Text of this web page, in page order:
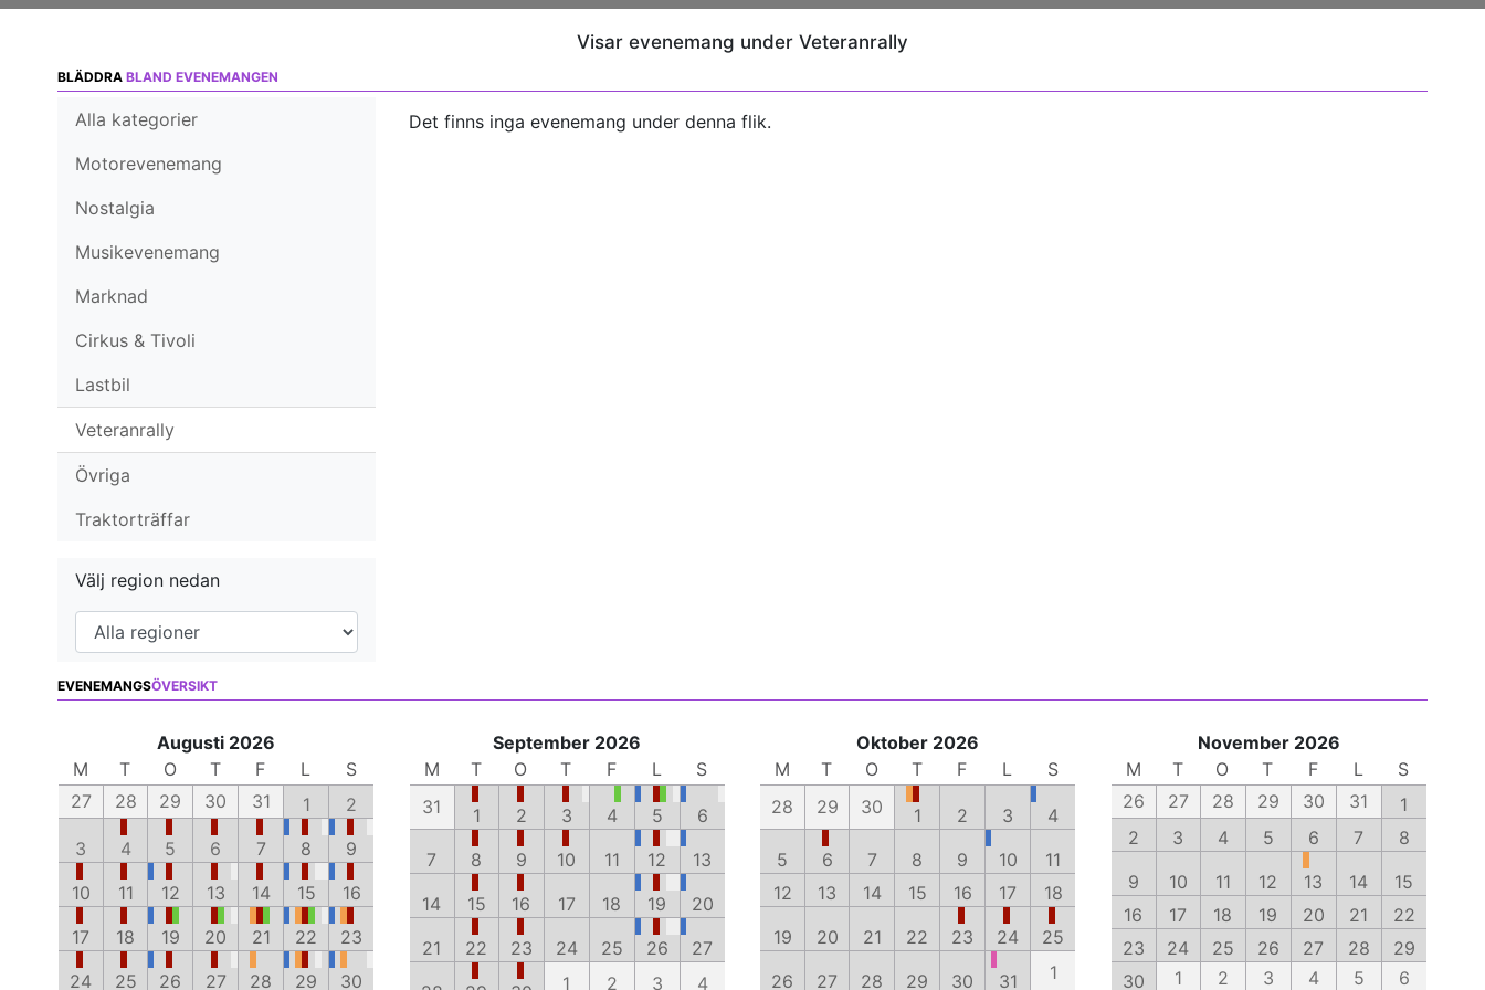
Visar evenemang under Veteranrally
BLÄDDRA BLAND EVENEMANGEN
Alla kategorier
Motorevenemang
Nostalgia
Musikevenemang
Marknad
Cirkus & Tivoli
Lastbil
Veteranrally
Övriga
Traktorträffar
Välj region nedan
Det finns inga evenemang under denna flik.
EVENEMANGSÖVERSIKT
Augusti 2026
M
T O T F L
S
27
28 29 30 31 1
2
3
4 5 6 7 8
9
10
11 12 13 14 15
16
17
18 19 20 21 22
23
24
25 26 27 28 29 30
September 2026
M
T O T F L
S
31
1 2 3 4 5
6
7
8 9 10 11 12
13
14
15 16 17 18 19
20
21
22 23 24 25 26
27
1 2 3 4
Oktober 2026
M
T O T F L
S
28
29 30 1 2 3
4
5
6 7 8 9 10
11
12
13 14 15 16 17
18
19
20 21 22 23 24
25
26
27 28 29 30 31 1
November 2026
M
T O T F L
S
26
27 28 29 30 31
1
2
3 4 5 6 7
8
9
10 11 12 13 14
15
16
17 18 19 20 21
22
23
24 25 26 27 28
29
30
1 2 3 4 5 6